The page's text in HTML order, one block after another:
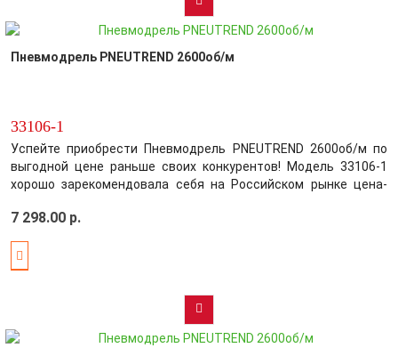
Пневмодрель PNEUTREND 2600об/м
33106-1
Успейте приобрести Пневмодрель PNEUTREND 2600об/м по
выгодной цене раньше своих конкурентов! Модель 33106-1
хорошо зарекомендовала себя на Российском рынке цена-
усовершенствовать выбранный вами товар, обеспечив этим
7 298.00 р.